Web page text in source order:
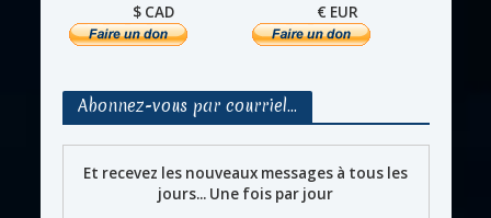
$ CAD € EUR
Abonnez-vous par courriel…
Et recevez les nouveaux messages à tous les
jours... Une fois par jour